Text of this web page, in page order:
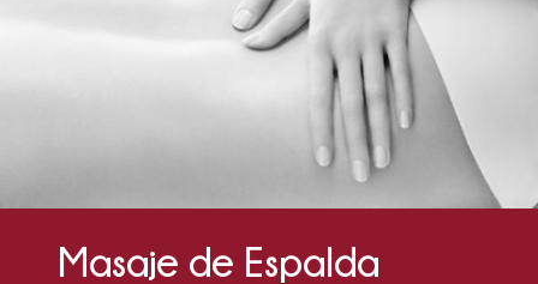
Masaje de Espalda